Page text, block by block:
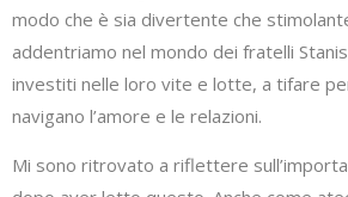
modo che è sia divertente che
addentriamo nel mondo dei fratelli
investiti nelle loro vite e lotte, a tifare
navigano l’amore e le relazioni.
Mi sono ritrovato a riflettere